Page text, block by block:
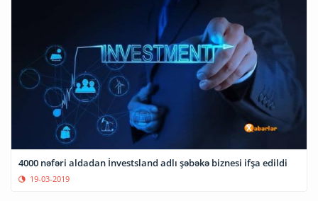
4000 nəfəri aldadan İnvestsland adlı şəbəkə biznesi ifşa edildi
19-03-2019